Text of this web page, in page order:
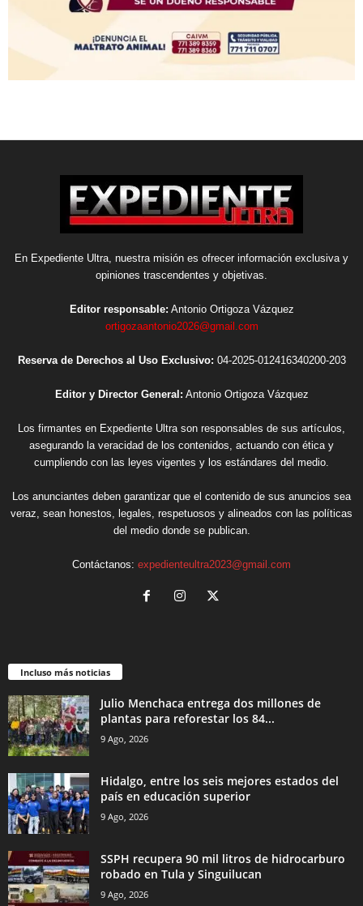
En Expediente Ultra, nuestra misión es ofrecer información exclusiva y
opiniones trascendentes y objetivas.
Editor responsable: Antonio Ortigoza Vázquez
ortigozaantonio2026@gmail.com
Reserva de Derechos al Uso Exclusivo: 04-2025-012416340200-203
Editor y Director General: Antonio Ortigoza Vázquez
Los firmantes en Expediente Ultra son responsables de sus artículos,
asegurando la veracidad de los contenidos, actuando con ética y
cumpliendo con las leyes vigentes y los estándares del medio.
Los anunciantes deben garantizar que el contenido de sus anuncios sea
veraz, sean honestos, legales, respetuosos y alineados con las políticas
del medio donde se publican.
Contáctanos: expedienteultra2023@gmail.com
Incluso más noticias
Julio Menchaca entrega dos millones de
plantas para reforestar los 84...
9 Ago, 2026
Hidalgo, entre los seis mejores estados del
país en educación superior
9 Ago, 2026
SSPH recupera 90 mil litros de hidrocarburo
robado en Tula y Singuilucan
9 Ago, 2026